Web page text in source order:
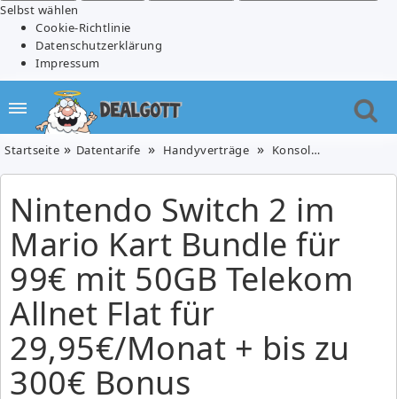
Selbst wählen
Cookie-Richtlinie
Datenschutzerklärung
Impressum
Startseite Datentarife Handyverträge Konsolen & Zubehör
Nintendo Switch 2 im
Mario Kart Bundle für
99€ mit 50GB Telekom
Allnet Flat für
29,95€/Monat + bis zu
300€ Bonus